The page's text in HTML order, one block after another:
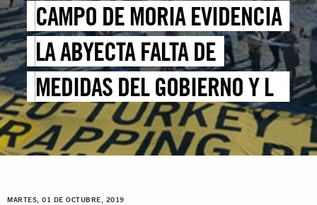
CAMPO DE MORIA EVIDENCIA
LA ABYECTA FALTA DE
MEDIDAS DEL GOBIERNO Y LA
UE PARA PROTEGER A LAS
PERSONAS REFUGIADAS
MARTES, 01 DE OCTUBRE, 2019